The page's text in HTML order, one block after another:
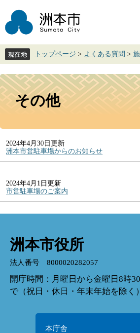
ジ
先
す。
ュ
を
し
て
トップページ > よくある質問 >
本
文
その他
2024年4月30日更新
洲本市営駐車場からのお知らせ
2024年4月1日更新
市営駐車場のご案内
洲本市役所
法人番号 8000020282057
開庁時間：月曜日から金曜日8時
で（祝日・休日・年末年始を除く）
本庁舎